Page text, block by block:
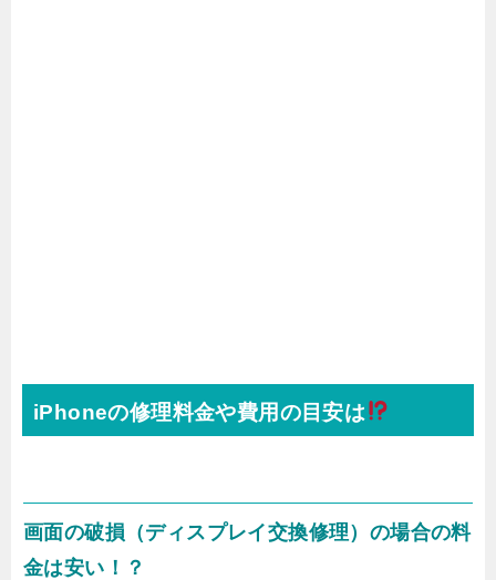
iPhoneの修理料金や費用の目安は
画面の破損（ディスプレイ交換修理）の場合の料
金は安い！？